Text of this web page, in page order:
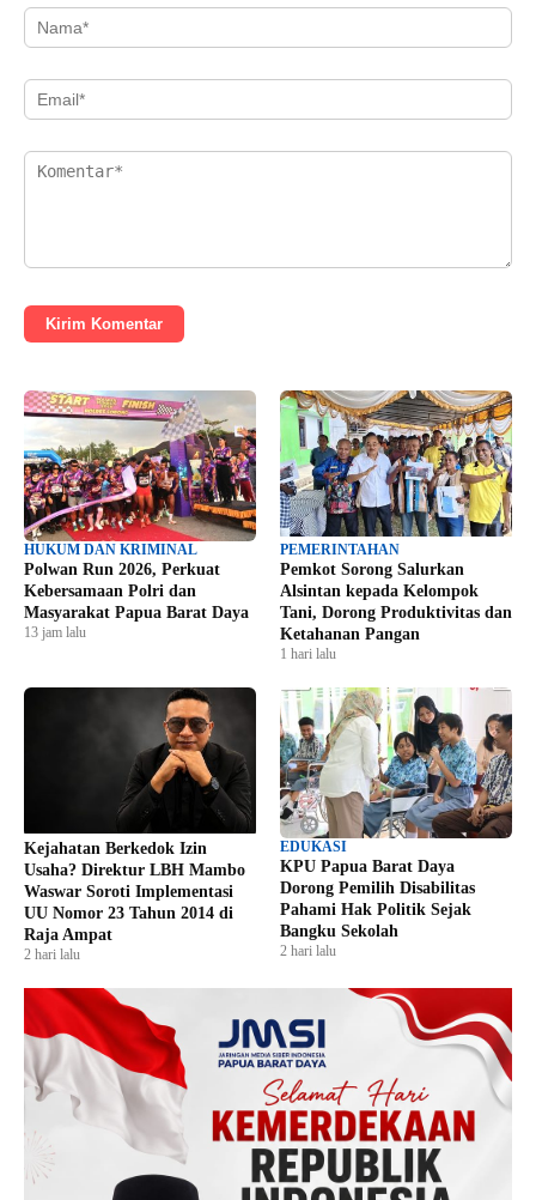
Kirim Komentar
HUKUM DAN KRIMINAL
Polwan Run 2026, Perkuat
Kebersamaan Polri dan
Masyarakat Papua Barat Daya
13 jam lalu
PEMERINTAHAN
Pemkot Sorong Salurkan
Alsintan kepada Kelompok
Tani, Dorong Produktivitas dan
Ketahanan Pangan
1 hari lalu
Kejahatan Berkedok Izin
Usaha? Direktur LBH Mambo
Waswar Soroti Implementasi
UU Nomor 23 Tahun 2014 di
Raja Ampat
2 hari lalu
EDUKASI
KPU Papua Barat Daya
Dorong Pemilih Disabilitas
Pahami Hak Politik Sejak
Bangku Sekolah
2 hari lalu